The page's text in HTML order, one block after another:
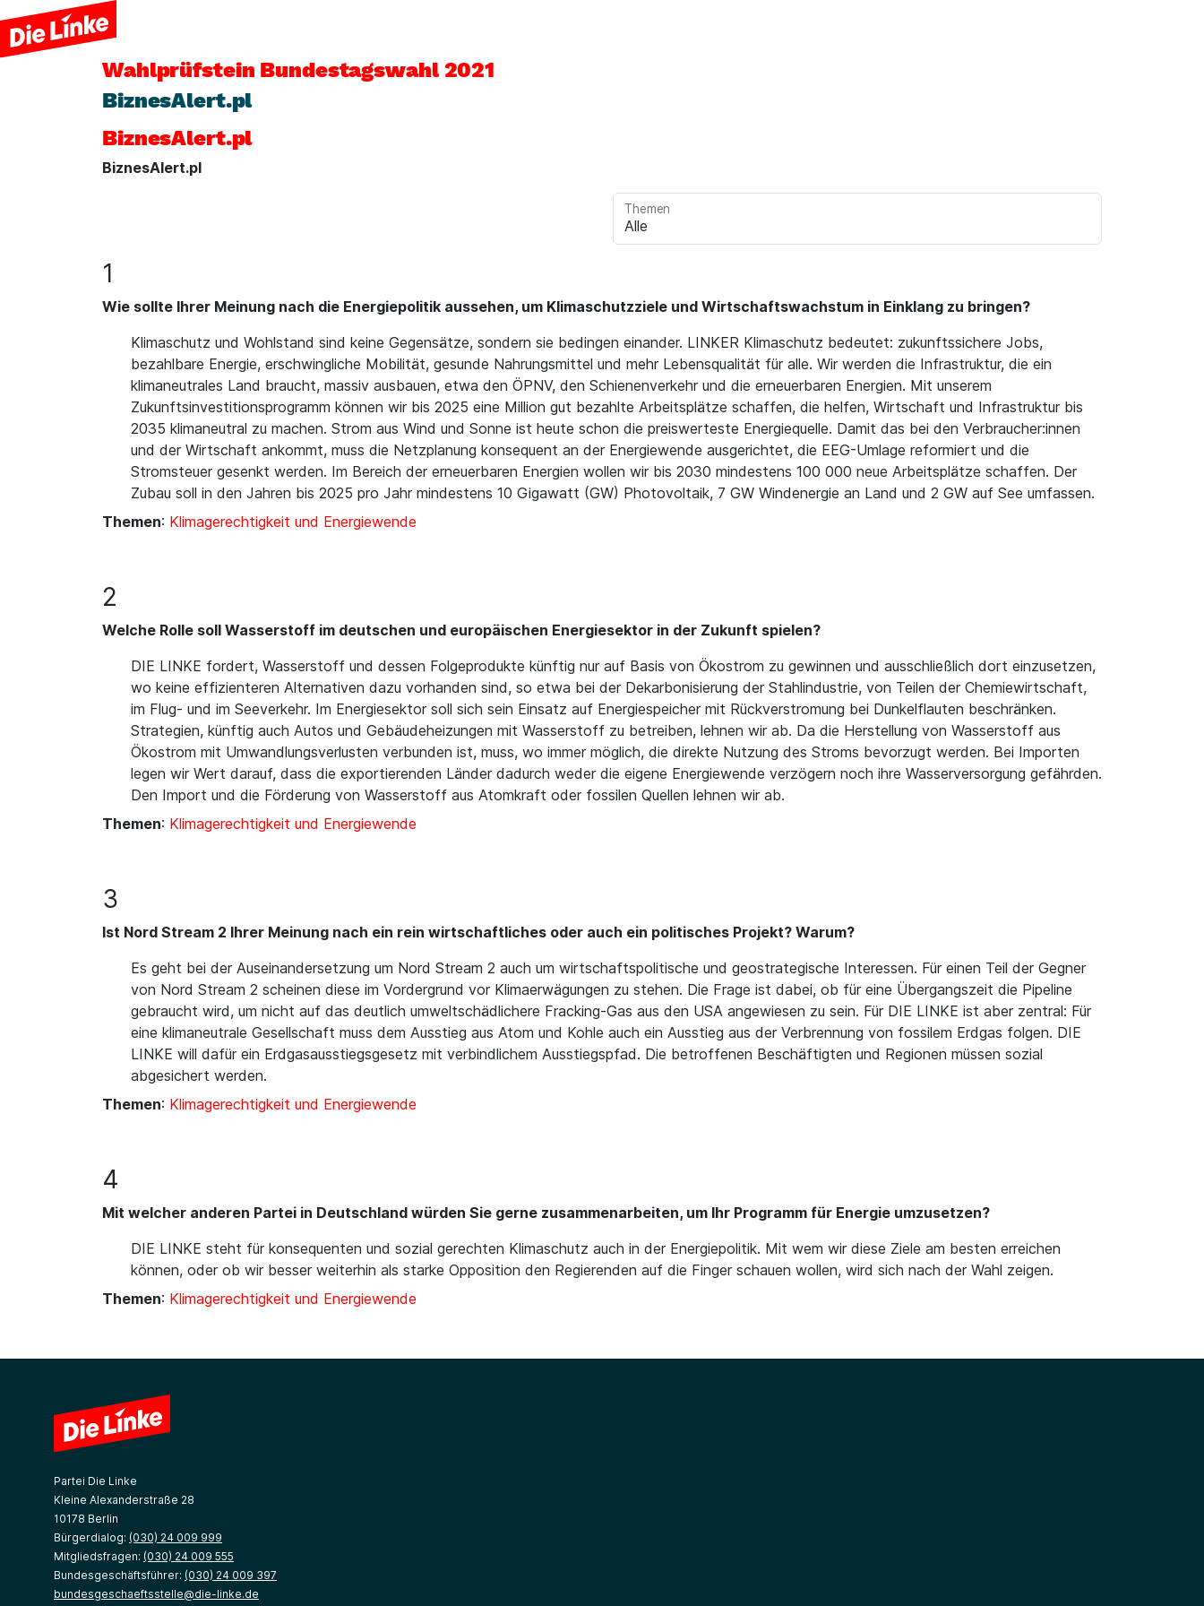
Wahlprüfstein Bundestagswahl 2021
BiznesAlert.pl
BiznesAlert.pl
BiznesAlert.pl
Themen
1
Wie sollte Ihrer Meinung nach die Energiepolitik aussehen, um Klimaschutzziele und Wirtschaftswachstum in Einklang zu bringen?
Klimaschutz und Wohlstand sind keine Gegensätze, sondern sie bedingen einander. LINKER Klimaschutz bedeutet: zukunftssichere Jobs,
bezahlbare Energie, erschwingliche Mobilität, gesunde Nahrungsmittel und mehr Lebensqualität für alle. Wir werden die Infrastruktur, die ein
klimaneutrales Land braucht, massiv ausbauen, etwa den ÖPNV, den Schienenverkehr und die erneuerbaren Energien. Mit unserem
Zukunftsinvestitionsprogramm können wir bis 2025 eine Million gut bezahlte Arbeitsplätze schaffen, die helfen, Wirtschaft und Infrastruktur bis
2035 klimaneutral zu machen. Strom aus Wind und Sonne ist heute schon die preiswerteste Energiequelle. Damit das bei den Verbraucher:innen
und der Wirtschaft ankommt, muss die Netzplanung konsequent an der Energiewende ausgerichtet, die EEG-Umlage reformiert und die
Stromsteuer gesenkt werden. Im Bereich der erneuerbaren Energien wollen wir bis 2030 mindestens 100 000 neue Arbeitsplätze schaffen. Der
Zubau soll in den Jahren bis 2025 pro Jahr mindestens 10 Gigawatt (GW) Photovoltaik, 7 GW Windenergie an Land und 2 GW auf See umfassen.
Themen: Klimagerechtigkeit und Energiewende
2
Welche Rolle soll Wasserstoff im deutschen und europäischen Energiesektor in der Zukunft spielen?
DIE LINKE fordert, Wasserstoff und dessen Folgeprodukte künftig nur auf Basis von Ökostrom zu gewinnen und ausschließlich dort einzusetzen,
wo keine effizienteren Alternativen dazu vorhanden sind, so etwa bei der Dekarbonisierung der Stahlindustrie, von Teilen der Chemiewirtschaft,
im Flug- und im Seeverkehr. Im Energiesektor soll sich sein Einsatz auf Energiespeicher mit Rückverstromung bei Dunkelflauten beschränken.
Strategien, künftig auch Autos und Gebäudeheizungen mit Wasserstoff zu betreiben, lehnen wir ab. Da die Herstellung von Wasserstoff aus
Ökostrom mit Umwandlungsverlusten verbunden ist, muss, wo immer möglich, die direkte Nutzung des Stroms bevorzugt werden. Bei Importen
legen wir Wert darauf, dass die exportierenden Länder dadurch weder die eigene Energiewende verzögern noch ihre Wasserversorgung gefährden.
Den Import und die Förderung von Wasserstoff aus Atomkraft oder fossilen Quellen lehnen wir ab.
Themen: Klimagerechtigkeit und Energiewende
3
Ist Nord Stream 2 Ihrer Meinung nach ein rein wirtschaftliches oder auch ein politisches Projekt? Warum?
Es geht bei der Auseinandersetzung um Nord Stream 2 auch um wirtschaftspolitische und geostrategische Interessen. Für einen Teil der Gegner
von Nord Stream 2 scheinen diese im Vordergrund vor Klimaerwägungen zu stehen. Die Frage ist dabei, ob für eine Übergangszeit die Pipeline
gebraucht wird, um nicht auf das deutlich umweltschädlichere Fracking-Gas aus den USA angewiesen zu sein. Für DIE LINKE ist aber zentral: Für
eine klimaneutrale Gesellschaft muss dem Ausstieg aus Atom und Kohle auch ein Ausstieg aus der Verbrennung von fossilem Erdgas folgen. DIE
LINKE will dafür ein Erdgasausstiegsgesetz mit verbindlichem Ausstiegspfad. Die betroffenen Beschäftigten und Regionen müssen sozial
abgesichert werden.
Themen: Klimagerechtigkeit und Energiewende
4
Mit welcher anderen Partei in Deutschland würden Sie gerne zusammenarbeiten, um Ihr Programm für Energie umzusetzen?
DIE LINKE steht für konsequenten und sozial gerechten Klimaschutz auch in der Energiepolitik. Mit wem wir diese Ziele am besten erreichen
können, oder ob wir besser weiterhin als starke Opposition den Regierenden auf die Finger schauen wollen, wird sich nach der Wahl zeigen.
Themen: Klimagerechtigkeit und Energiewende
Partei Die Linke
Kleine Alexanderstraße 28
10178 Berlin
Bürgerdialog: (030) 24 009 999
Mitgliedsfragen: (030) 24 009 555
Bundesgeschäftsführer: (030) 24 009 397
bundesgeschaeftsstelle@die-linke.de